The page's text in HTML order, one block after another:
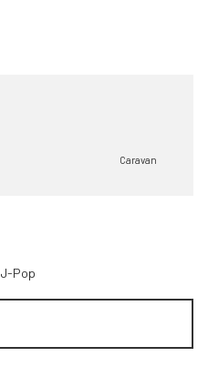
Caravan
J-Pop